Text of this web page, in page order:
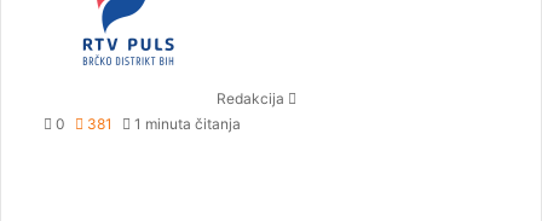
Redakcija
0 381 1 minuta čitanja